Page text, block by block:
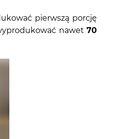
pierwszą porcję
nawet70